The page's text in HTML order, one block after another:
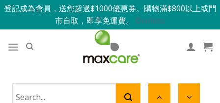
登記成為會員，送您超過$1000優惠券。購物滿$800以上或門
市自取，即享免運費。 Dismiss